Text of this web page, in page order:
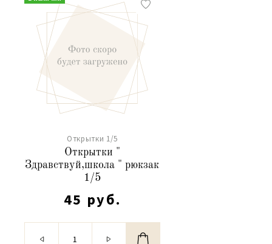
Открытки 1/5
Открытки "
Здравствуй,школа " рюкзак
1/5
45 руб.